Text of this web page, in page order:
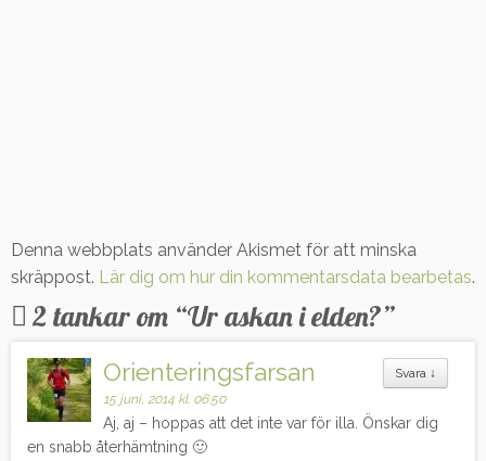
Denna webbplats använder Akismet för att minska
skräppost. Lär dig om hur din kommentarsdata bearbetas.
2 tankar om “Ur askan i elden?”
Svara ↓
Orienteringsfarsan
15 juni, 2014 kl. 06:50
Aj, aj – hoppas att det inte var för illa. Önskar dig
en snabb återhämtning 🙂